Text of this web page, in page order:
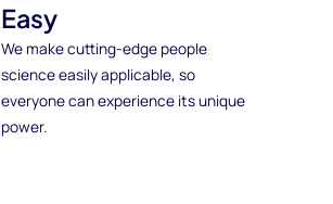
Easy
We make cutting-edge people
science easily applicable, so
everyone can experience its unique
power.